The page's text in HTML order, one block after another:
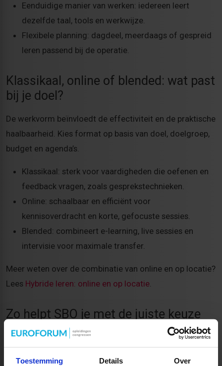
Toestemming Details Over
Eenduidige manier van werken: iedereen leert
dezelfde taal, tools en werkwijze.
Flexibele planning: dagdeel, meerdaags of gespreid
leren passend bij de operatie.
Klassikaal, online of blended: wat past
bij je doel?
De werkvorm beïnvloedt de effectiviteit en de praktische
haalbaarheid. Kies format op basis van doel, doelgroep,
budget en agenda’s.
Klassikaal: sterk voor vaardigheden die oefenen en
feedback vragen, zoals gesprekstechnieken.
Online: schaalbaar en efficiënt voor
kennisoverdracht en korte, gefocuste sessies.
Blended: combineert e-learning, live sessies en
intervisie voor maximale transfer.
Meer weten over de combinatie van online en op locatie?
Lees Hybride leren: online en op locatie.
Zo helpt SBO je met de juiste keuze
SBO biedt incompany opleidingen en maatwerktrajecten